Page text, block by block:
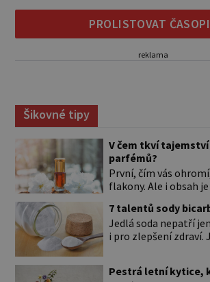
PROLISTOVAT
reklama
Šikovné tipy
V čem tkví
parfémů?
První, čím vás
flakony. Ale i obsah
parfumérií. Čím to? V
mají vůně mnohem
v naší. Jejich původní
voní? Při testování
nejspíš zjistíte, že
7 talentů sody
Jedlá soda nepatří
i pro zlepšení zdraví.
Jedlá soda (pro
Pestrá letní kytice,